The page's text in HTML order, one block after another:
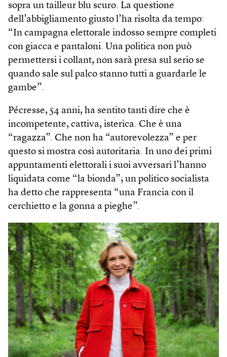
sopra un tailleur blu scuro. La questione
dell’abbigliamento giusto l’ha risolta da tempo:
“In campagna elettorale indosso sempre completi
con giacca e pantaloni. Una politica non può
permettersi i collant, non sarà presa sul serio se
quando sale sul palco stanno tutti a guardarle le
gambe”.
Pécresse, 54 anni, ha sentito tanti dire che è
incompetente, cattiva, isterica. Che è una
“ragazza”. Che non ha “autorevolezza” e per
questo si mostra così autoritaria. In uno dei primi
appuntamenti elettorali i suoi avversari l’hanno
liquidata come “la bionda”; un politico socialista
ha detto che rappresenta “una Francia con il
cerchietto e la gonna a pieghe”.